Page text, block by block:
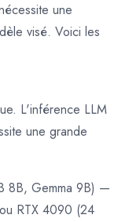
une
visé. Voici les
L'inférence LLM
une grande
8B, Gemma 9B) —
RTX 4090 (24